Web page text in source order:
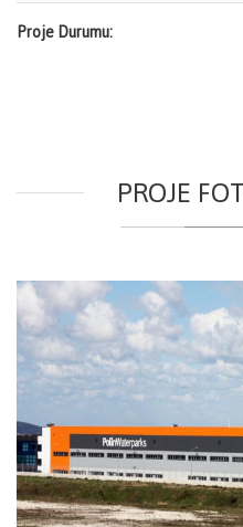
Proje Durumu:
PROJE